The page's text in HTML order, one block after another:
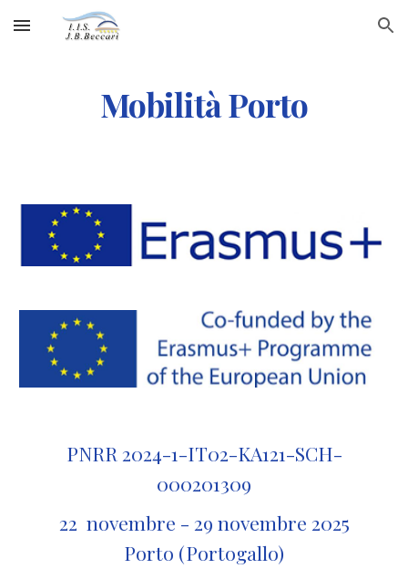
Skip to main content Skip to navigation
MobilitàPorto
PNRR 2024-1-IT02-KA121-SCH-
000201309
22 novembre - 29 novembre 2025
Porto (Portogallo)